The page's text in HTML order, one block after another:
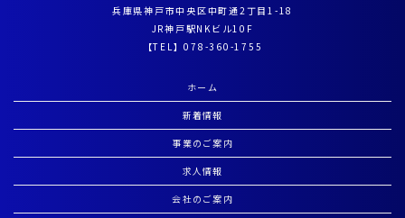
兵庫県神戸市中央区中町通2丁目1-18
JR神戸駅NKビル10F
【TEL】078-360-1755
ホーム
新着情報
事業のご案内
求人情報
会社のご案内